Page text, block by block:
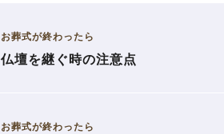
お葬式が終わったら
仏壇を継ぐ時の注意点
お葬式が終わったら